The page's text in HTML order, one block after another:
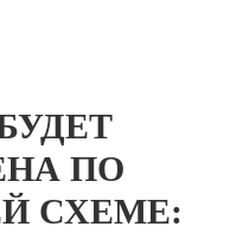
ПО
СХЕМЕ: